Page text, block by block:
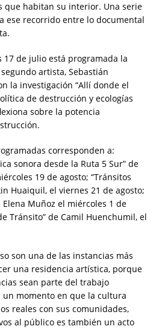
que habitan su interior. Una serie
ese recorrido entre lo documental
17 de julio está programada la
artista, Sebastián
la investigación “Allí donde el
de destrucción y ecologías
sobre la potencia
corresponden a:
sonora desde la Ruta 5 Sur” de
19 de agosto; “Tránsitos
Huaiquil, el viernes 21 de agosto;
Elena Muñoz el miércoles 1 de
Tránsito” de Camil Huenchumil, el
son una de las instancias más
una residencia artística, porque
sean parte del trabajo
un momento en que la cultura
reales con sus comunidades,
al público es también un acto